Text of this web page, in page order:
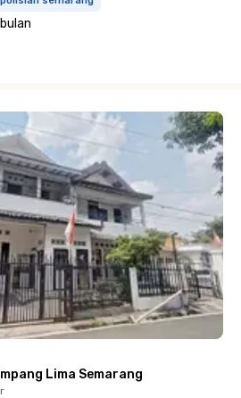
bulan
Lima Semarang